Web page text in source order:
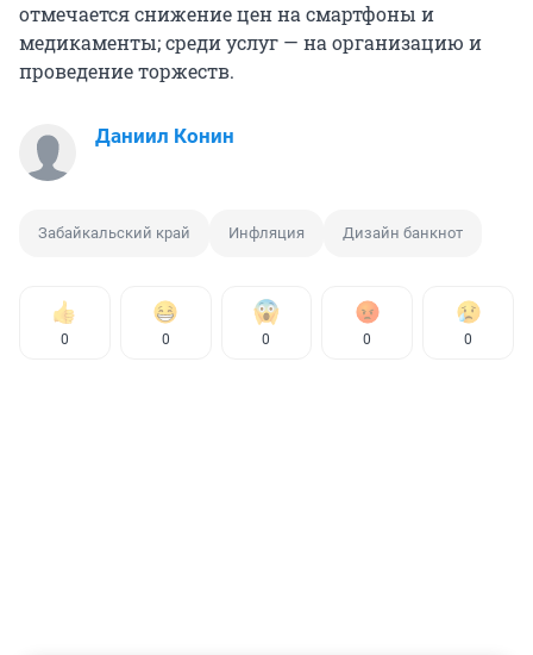
отмечается снижение цен на смартфоны и
медикаменты; среди услуг — на организацию и
проведение торжеств.
Даниил Конин
Забайкальский край Инфляция Дизайн банкнот
0 0 0 0 0